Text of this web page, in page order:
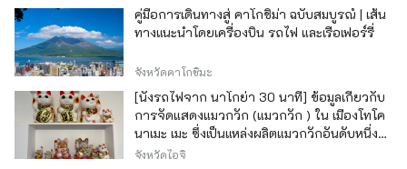
คู่มือการเดินทางสู่ คาโกชิม่า ฉบับสมบูรณ์ | เส้น
ทางแนะนำโดยเครื่องบิน รถไฟ และเรือเฟอร์รี่
จังหวัดคาโกชิมะ
[นั่งรถไฟจาก นาโกย่า 30 นาที] ข้อมูลเกี่ยวกับ
การจัดแสดงแมวกวัก (แมวกวัก ) ใน เมืองโทโค
นาเมะ เมะ ซึ่งเป็นแหล่งผลิตแมวกวักอันดับหนึ่ง
ของญี่ปุ่น
จังหวัดไอจิ